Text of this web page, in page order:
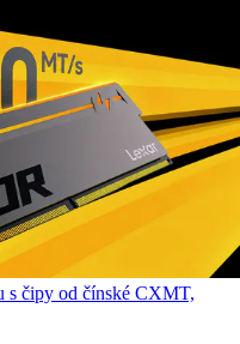
čipy od čínské CXMT,